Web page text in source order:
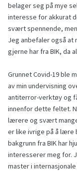
belager seg på mye
interesse for akkurat
svært spennende,
Jeg anbefaler også at
gjerne har fra BIK, da
Grunnet Covid-19 ble
av min undervisning
antiterror-verktøy og
innenfor dette feltet.
lærere og svært
er like ivrige på å lære
bakgrunn fra BIK har
interesserer meg for.
master i